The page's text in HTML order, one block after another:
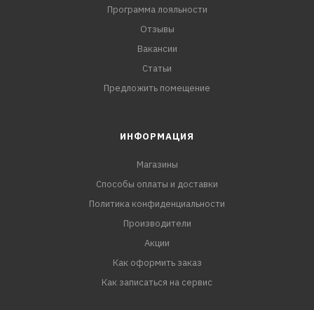
Программа лояльности
Отзывы
Вакансии
Статьи
Предложить помещение
ИНФОРМАЦИЯ
Магазины
Способы оплаты и доставки
Политика конфиденциальности
Производители
Акции
Как оформить заказ
Как записаться на сервис